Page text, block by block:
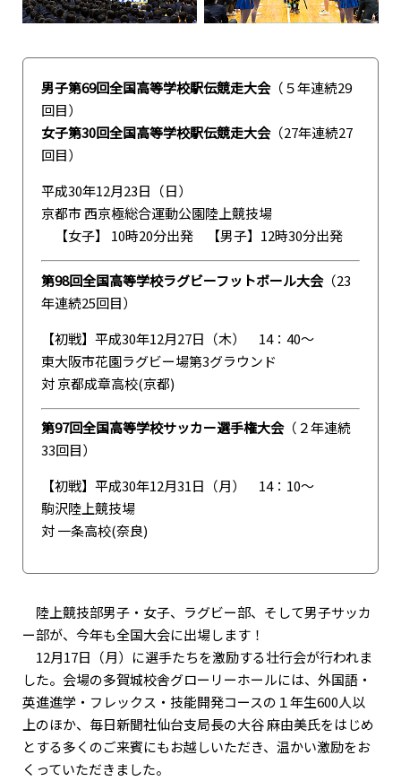
男子第69回全国高等学校駅伝競走大会（５年連続29
回目）
女子第30回全国高等学校駅伝競走大会（27年連続27
回目）
平成30年12月23日（日）
京都市 西京極総合運動公園陸上競技場
【女子】 10時20分出発 【男子】12時30分出発
第98回全国高等学校ラグビーフットボール大会（23
年連続25回目）
【初戦】平成30年12月27日（木） 14：40〜
東大阪市花園ラグビー場第3グラウンド
対 京都成章高校(京都)
第97回全国高等学校サッカー選手権大会（２年連続
33回目）
【初戦】平成30年12月31日（月） 14：10〜
駒沢陸上競技場
対 一条高校(奈良)
陸上競技部男子・女子、ラグビー部、そして男子サッカ
ー部が、今年も全国大会に出場します！
12月17日（月）に選手たちを激励する壮行会が行われま
した。会場の多賀城校舎グローリーホールには、外国語・
英進進学・フレックス・技能開発コースの１年生600人以
上のほか、毎日新聞社仙台支局長の大谷 麻由美氏をはじめ
とする多くのご来賓にもお越しいただき、温かい激励をお
くっていただきました。